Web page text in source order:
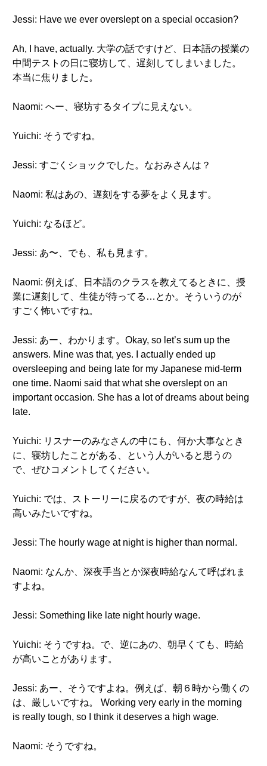
Jessi: Have we ever overslept on a special occasion?
Ah, I have, actually. 大学の話ですけど、日本語の授業の
中間テストの日に寝坊して、遅刻してしまいました。
本当に焦りました。
Naomi: へー、寝坊するタイプに見えない。
Yuichi: そうですね。
Jessi: すごくショックでした。なおみさんは？
Naomi: 私はあの、遅刻をする夢をよく見ます。
Yuichi: なるほど。
Jessi: あ〜、でも、私も見ます。
Naomi: 例えば、日本語のクラスを教えてるときに、授
業に遅刻して、生徒が待ってる…とか。そういうのが
すごく怖いですね。
Jessi: あー、わかります。Okay, so let’s sum up the
answers. Mine was that, yes. I actually ended up
oversleeping and being late for my Japanese mid-term
one time. Naomi said that what she overslept on an
important occasion. She has a lot of dreams about being
late.
Yuichi: リスナーのみなさんの中にも、何か大事なとき
に、寝坊したことがある、という人がいると思うの
で、ぜひコメントしてください。
Yuichi: では、ストーリーに戻るのですが、夜の時給は
高いみたいですね。
Jessi: The hourly wage at night is higher than normal.
Naomi: なんか、深夜手当とか深夜時給なんて呼ばれま
すよね。
Jessi: Something like late night hourly wage.
Yuichi: そうですね。で、逆にあの、朝早くても、時給
が高いことがあります。
Jessi: あー、そうですよね。例えば、朝６時から働くの
は、厳しいですね。 Working very early in the morning
is really tough, so I think it deserves a high wage.
Naomi: そうですね。